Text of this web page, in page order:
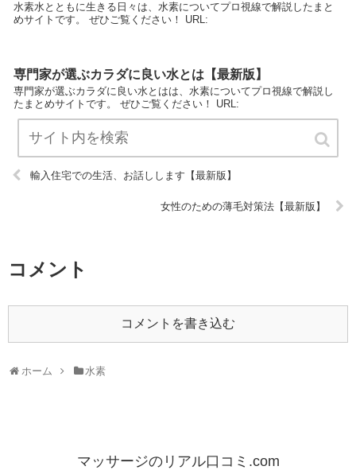
水素水とともに生きる日々は、水素についてプロ視線で解説したまと
めサイトです。 ぜひご覧ください！ URL:
専門家が選ぶカラダに良い水とは【最新版】
専門家が選ぶカラダに良い水とはは、水素についてプロ視線で解説し
たまとめサイトです。 ぜひご覧ください！ URL:
輸入住宅での生活、お話しします【最新版】
女性のための薄毛対策法【最新版】
コメント
コメントを書き込む
ホーム 水素
マッサージのリアル口コミ.com